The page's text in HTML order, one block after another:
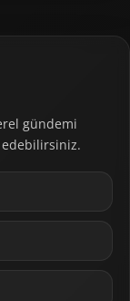
gündemi
edebilirsiniz.